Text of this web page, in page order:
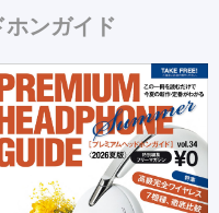
ホンガイド